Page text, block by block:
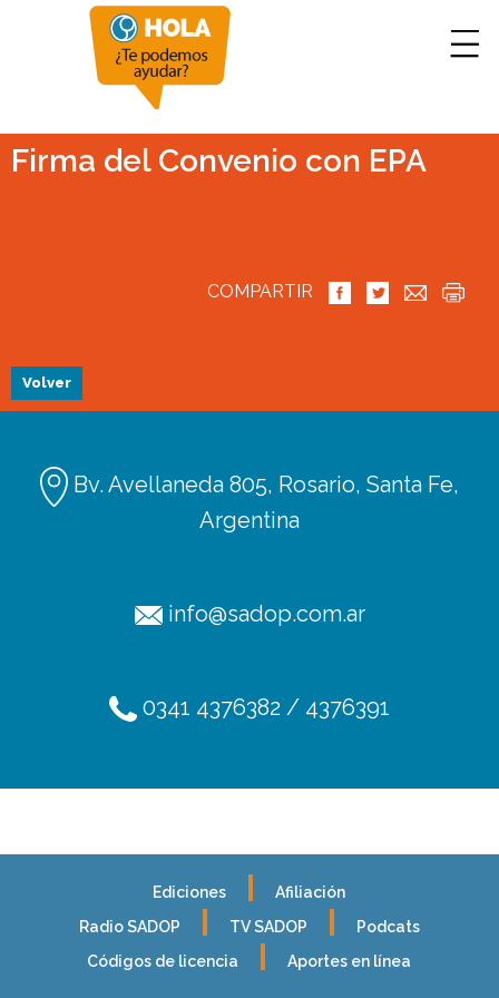
Ediciones
Afiliación
Radio SADOP
TV SADOP
Podcats
Códigos de licencia
Aportes en línea
Firma del Convenio con EPA
COMPARTIR
Volver
Bv. Avellaneda 805, Rosario, Santa Fe,
Argentina
info@sadop.com.ar
0341 4376382 / 4376391